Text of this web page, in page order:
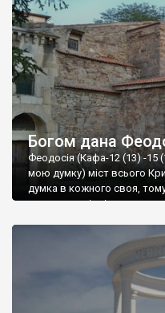
Богом дана
Феодосія (Кафа-12 (13) -15
мою думку) міст всього
думка в кожного своя,
запрошую відвідати це